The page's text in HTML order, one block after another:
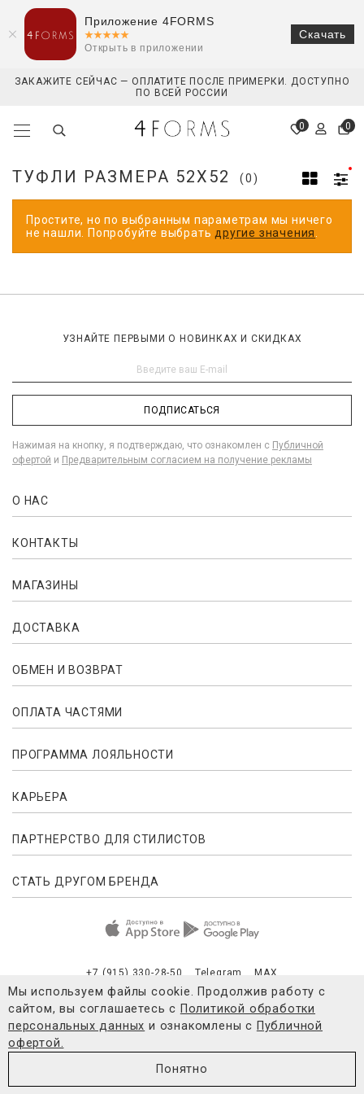
ЗАКАЖИТЕ СЕЙЧАС — ОПЛАТИТЕ ПОСЛЕ ПРИМЕРКИ. ДОСТУПНО
ПО ВСЕЙ РОССИИ
0 0
ТУФЛИ РАЗМЕРА 52X52 (0)
Простите, но по выбранным параметрам мы ничего
не нашли. Попробуйте выбрать другие значения
УЗНАЙТЕ ПЕРВЫМИ О НОВИНКАХ И СКИДКАХ
ПОДПИСАТЬСЯ
Нажимая на кнопку, я подтверждаю, что ознакомлен с Публичной
офертой и Предварительным согласием на получение рекламы
О НАС
КОНТАКТЫ
МАГАЗИНЫ
ДОСТАВКА
ОБМЕН И ВОЗВРАТ
ОПЛАТА ЧАСТЯМИ
ПРОГРАММА ЛОЯЛЬНОСТИ
КАРЬЕРА
ПАРТНЕРСТВО ДЛЯ СТИЛИСТОВ
СТАТЬ ДРУГОМ БРЕНДА
+7 (915) 330-28-50 Telegram MAX
Согласие на обработку персональных
© 2021-2026 4FORMS
Приложение 4FORMS
Открыть в приложении
Скачать
Мы используем файлы cookie. Продолжив работу с
сайтом, вы соглашаетесь с Политикой обработки
персональных данных и ознакомлены с Публичной
офертой.
Понятно